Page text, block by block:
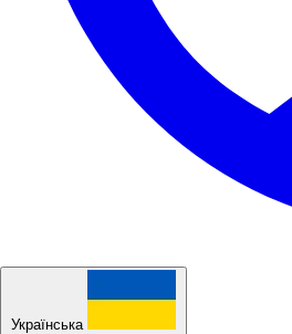
Українська